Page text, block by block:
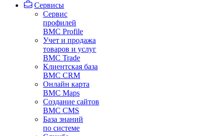
Сервисы
Сервис
профилей
BMC Profile
Учет и продажа
товаров и услуг
BMC Trade
Клиентская база
BMC CRM
Онлайн карта
BMC Maps
Создание сайтов
BMC CMS
База знаний
по системе